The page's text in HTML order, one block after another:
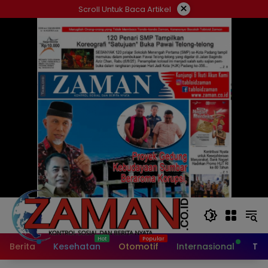
ke
Scroll Untuk Baca Artikel ×
Berita Kesehatan Otomotif Internasional